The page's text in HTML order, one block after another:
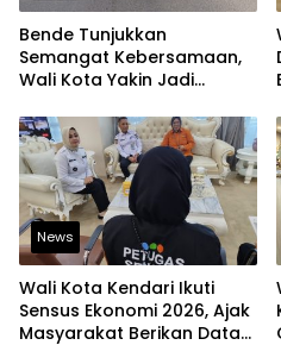
Bende Tunjukkan
Semangat Kebersamaan,
Wali Kota Yakin Jadi
Lain
News
Wali Kota Kendari Ikuti
Sensus Ekonomi 2026, Ajak
Masyarakat Berikan Data